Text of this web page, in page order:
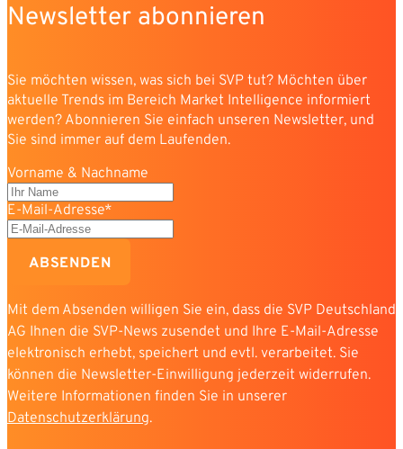
Newsletter abonnieren
Sie möchten wissen, was sich bei SVP tut? Möchten über
aktuelle Trends im Bereich Market Intelligence informiert
werden? Abonnieren Sie einfach unseren Newsletter, und
Sie sind immer auf dem Laufenden.
Vorname & Nachname
E-Mail-Adresse*
ABSENDEN
Mit dem Absenden willigen Sie ein, dass die SVP Deutschland
AG Ihnen die SVP-News zusendet und Ihre E-Mail-Adresse
elektronisch erhebt, speichert und evtl. verarbeitet. Sie
können die Newsletter-Einwilligung jederzeit widerrufen.
Weitere Informationen finden Sie in unserer
Datenschutzerklärung.